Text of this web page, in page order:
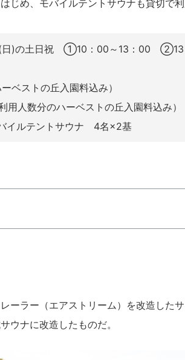
じめ、モバイルテントサウナも貸切で
(日)の土日祝 ①10：00～13：00 ②13
ストの丘入園料込み）
人数分のハーベストの丘入園料込み）
イルテントサウナ 4名×2基
ーラー（エアストリーム）を改造した
ウナに改造したものだ。